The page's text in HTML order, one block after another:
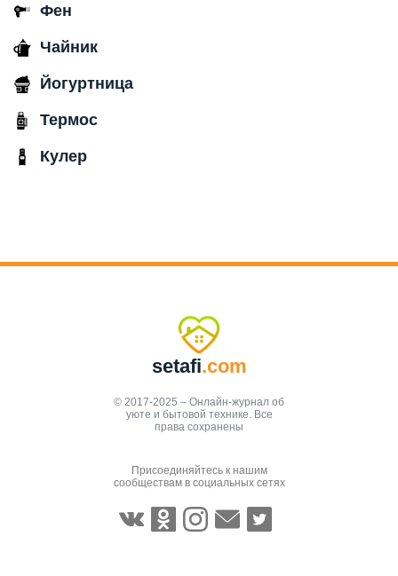
Фен
Чайник
Йогуртница
Термос
Кулер
setafi.com
© 2017-2025 – Онлайн-журнал об
уюте и бытовой технике. Все
права сохранены
Присоединяйтесь к нашим
сообществам в социальных сетях